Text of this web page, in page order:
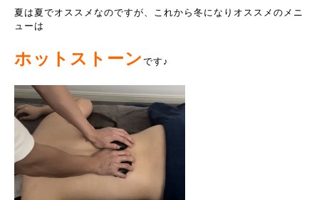
夏は夏でオススメなのですが、これから冬になりオススメのメニ
ューは
ホットストーン です♪